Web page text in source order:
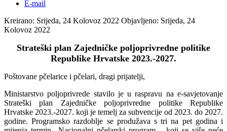
E-mail
Kreirano: Srijeda, 24 Kolovoz 2022 Objavljeno: Srijeda, 24
Kolovoz 2022
Strateški plan Zajedničke poljoprivredne politike
Republike Hrvatske 2023.-2027.
Poštovane pčelarice i pčelari, dragi prijatelji,
Ministarstvo poljoprivrede stavilo je u raspravu na e-savjetovanje
Strateški plan Zajedničke poljoprivredne politike Republike
Hrvatske 2023.-2027. koji je temelj za subvencije od 2023. do 2027.
godine. Programsko razdoblje se produžava s tri na pet godina i